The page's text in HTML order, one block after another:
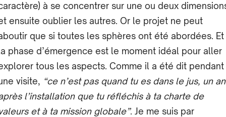
à se concentrer sur une ou deux
ensuite oublier les autres. Or le projet ne peut
que si toutes les sphères ont été abordées. Et
phase d’émergence est le moment idéal pour aller
tous les aspects. Comme il a été dit pendant
visite, “ce n’est pas quand tu es dans le jus, un an
l’installation que tu réfléchis à ta charte de
et à ta mission globale”. Je me suis par